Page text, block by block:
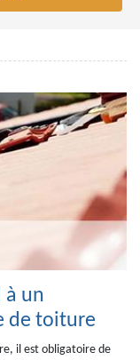
à un
de toiture
il est obligatoire de